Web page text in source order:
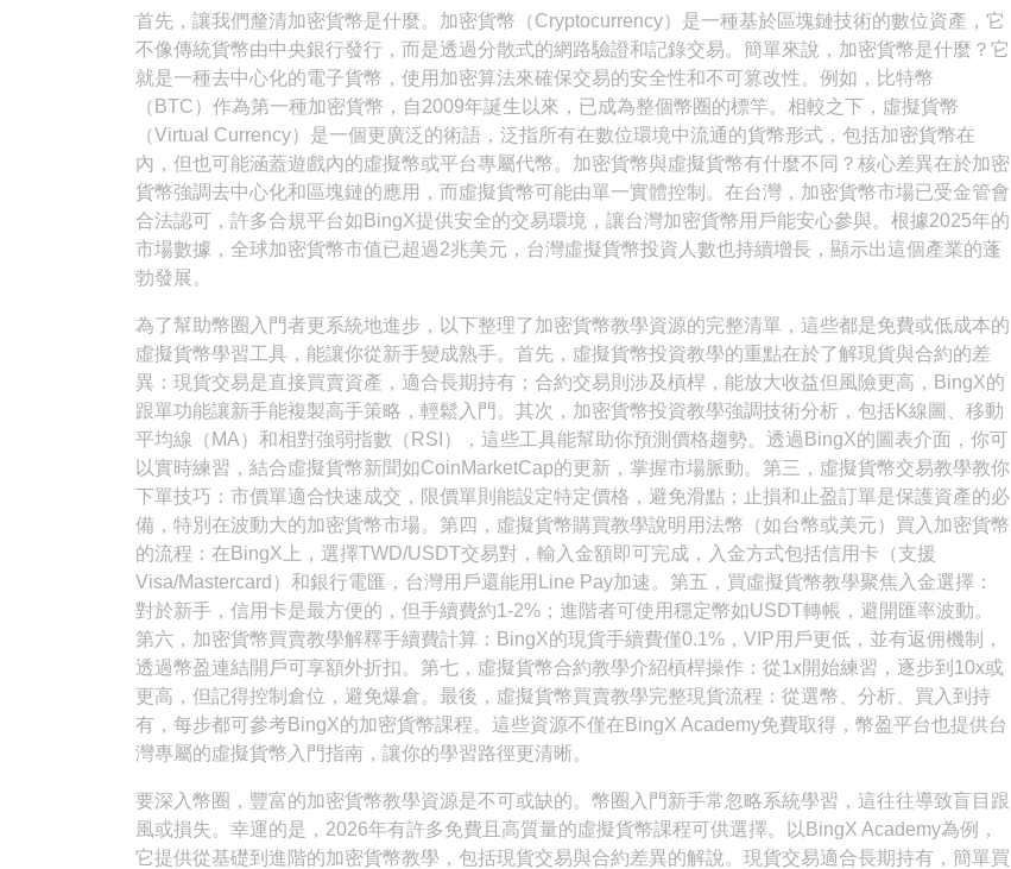
首先，讓我們釐清加密貨幣是什麼。加密貨幣（Cryptocurrency）是一種基於區塊鏈技術的數位資產，它
不像傳統貨幣由中央銀行發行，而是透過分散式的網路驗證和記錄交易。簡單來說，加密貨幣是什麼？它
就是一種去中心化的電子貨幣，使用加密算法來確保交易的安全性和不可篡改性。例如，比特幣
（BTC）作為第一種加密貨幣，自2009年誕生以來，已成為整個幣圈的標竿。相較之下，虛擬貨幣
（Virtual Currency）是一個更廣泛的術語，泛指所有在數位環境中流通的貨幣形式，包括加密貨幣在
內，但也可能涵蓋遊戲內的虛擬幣或平台專屬代幣。加密貨幣與虛擬貨幣有什麼不同？核心差異在於加密
貨幣強調去中心化和區塊鏈的應用，而虛擬貨幣可能由單一實體控制。在台灣，加密貨幣市場已受金管會
合法認可，許多合規平台如BingX提供安全的交易環境，讓台灣加密貨幣用戶能安心參與。根據2025年的
市場數據，全球加密貨幣市值已超過2兆美元，台灣虛擬貨幣投資人數也持續增長，顯示出這個產業的蓬
勃發展。
為了幫助幣圈入門者更系統地進步，以下整理了加密貨幣教學資源的完整清單，這些都是免費或低成本的
虛擬貨幣學習工具，能讓你從新手變成熟手。首先，虛擬貨幣投資教學的重點在於了解現貨與合約的差
異：現貨交易是直接買賣資產，適合長期持有；合約交易則涉及槓桿，能放大收益但風險更高，BingX的
跟單功能讓新手能複製高手策略，輕鬆入門。其次，加密貨幣投資教學強調技術分析，包括K線圖、移動
平均線（MA）和相對強弱指數（RSI），這些工具能幫助你預測價格趨勢。透過BingX的圖表介面，你可
以實時練習，結合虛擬貨幣新聞如CoinMarketCap的更新，掌握市場脈動。第三，虛擬貨幣交易教學教你
下單技巧：市價單適合快速成交，限價單則能設定特定價格，避免滑點；止損和止盈訂單是保護資產的必
備，特別在波動大的加密貨幣市場。第四，虛擬貨幣購買教學說明用法幣（如台幣或美元）買入加密貨幣
的流程：在BingX上，選擇TWD/USDT交易對，輸入金額即可完成，入金方式包括信用卡（支援
Visa/Mastercard）和銀行電匯，台灣用戶還能用Line Pay加速。第五，買虛擬貨幣教學聚焦入金選擇：
對於新手，信用卡是最方便的，但手續費約1-2%；進階者可使用穩定幣如USDT轉帳，避開匯率波動。
第六，加密貨幣買賣教學解釋手續費計算：BingX的現貨手續費僅0.1%，VIP用戶更低，並有返佣機制，
透過幣盈連結開戶可享額外折扣。第七，虛擬貨幣合約教學介紹槓桿操作：從1x開始練習，逐步到10x或
更高，但記得控制倉位，避免爆倉。最後，虛擬貨幣買賣教學完整現貨流程：從選幣、分析、買入到持
有，每步都可參考BingX的加密貨幣課程。這些資源不僅在BingX Academy免費取得，幣盈平台也提供台
灣專屬的虛擬貨幣入門指南，讓你的學習路徑更清晰。
要深入幣圈，豐富的加密貨幣教學資源是不可或缺的。幣圈入門新手常忽略系統學習，這往往導致盲目跟
風或損失。幸運的是，2026年有許多免費且高質量的虛擬貨幣課程可供選擇。以BingX Academy為例，
它提供從基礎到進階的加密貨幣教學，包括現貨交易與合約差異的解說。現貨交易適合長期持有，簡單買